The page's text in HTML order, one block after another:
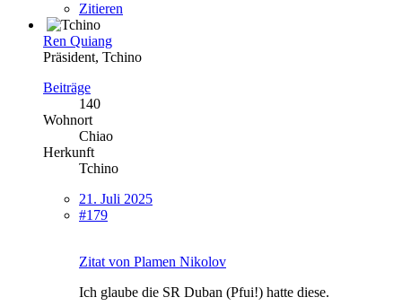
Zitieren
Ren Quiang
Präsident, Tchino
Beiträge
140
Wohnort
Chiao
Herkunft
Tchino
21. Juli 2025
#179
Zitat von Plamen Nikolov
Ich glaube die SR Duban (Pfui!) hatte diese.